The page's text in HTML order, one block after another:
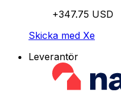
+347.75 USD
Skicka med Xe
Leverantör